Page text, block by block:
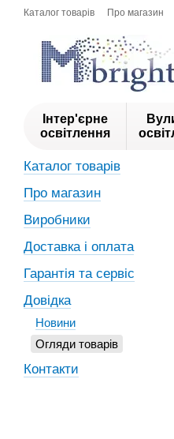
Перейти до основного контенту
Каталог товарів Про магазин
Інтер'єрне
освітлення
Каталог товарів
Про магазин
Виробники
Доставка і оплата
Гарантія та сервіс
Довідка
Новини
Огляди товарів
Контакти